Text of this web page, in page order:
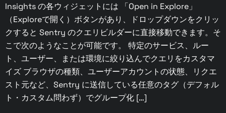
Insights の各ウィジェットには 「Open in Explore」
（Exploreで開く）ボタンがあり、ドロップダウンをクリッ
クすると Sentry のクエリビルダーに直接移動できます。そ
こで次のようなことが可能です。 特定のサービス、ルー
ト、ユーザー、または環境に絞り込んでクエリをカスタマ
イズ ブラウザの種類、ユーザーアカウントの状態、リクエ
スト元など、Sentry に送信している任意のタグ（デフォル
ト・カスタム問わず）でグループ化 […]